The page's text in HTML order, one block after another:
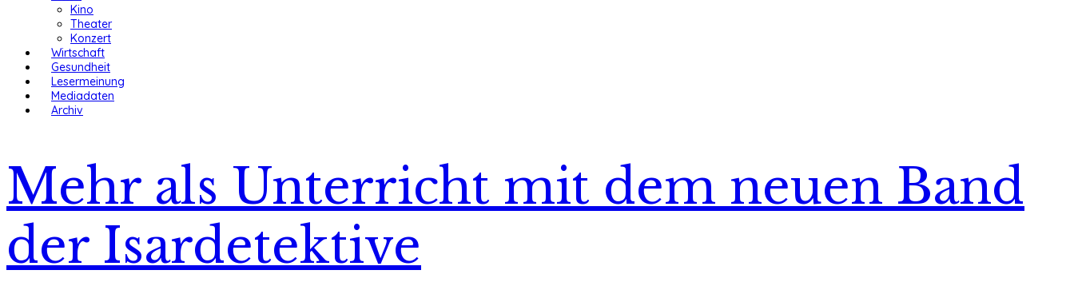
Kino
Theater
Konzert
Wirtschaft
Gesundheit
Lesermeinung
Mediadaten
Archiv
Mehr als Unterricht mit dem neuen Band
der Isardetektive